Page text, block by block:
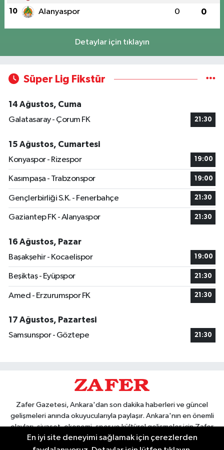
10 Alanyaspor 0 0
Detaylar için tıklayın
Süper Lig Fikstür
14 Ağustos, Cuma
Galatasaray - Çorum FK
21:30
15 Ağustos, Cumartesi
Konyaspor - Rizespor
19:00
Kasımpaşa - Trabzonspor 19:00
Gençlerbirliği S.K. - Fenerbahçe 21:30
Gaziantep FK - Alanyaspor 21:30
16 Ağustos, Pazar
Başakşehir - Kocaelispor
19:00
Beşiktaş - Eyüpspor 21:30
Amed - Erzurumspor FK 21:30
17 Ağustos, Pazartesi
Samsunspor - Göztepe
21:30
Zafer Gazetesi, Ankara'dan son dakika haberleri ve güncel
gelişmeleri anında okuyucularıyla paylaşır. Ankara'nın en önemli
olayları, siyaset, ekonomi, spor ve kültürel gelişmeler için Zafer
Gazetesi'ni takip edin. Başkentin güvendiği haber kaynağı.
En iyi site deneyimi sağlamak için çerezlerden